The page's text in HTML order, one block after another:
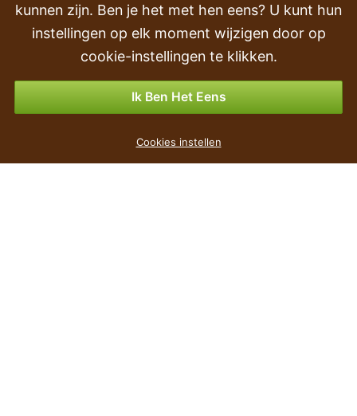
Volgorde
Retourneren & Terugbetalingen
Betalingsmogelijkheden
kunnen zijn. Ben je het met hen eens? U kunt hun
instellingen op elk moment wijzigen door op
cookie-instellingen te klikken.
Ik Ben Het Eens
Cookies instellen